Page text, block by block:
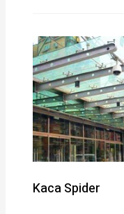
Kaca Spider